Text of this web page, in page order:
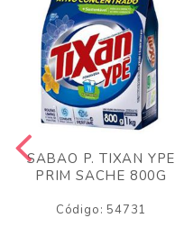
SABAO P. TIXAN YPE
PRIM SACHE 800G
Código: 54731